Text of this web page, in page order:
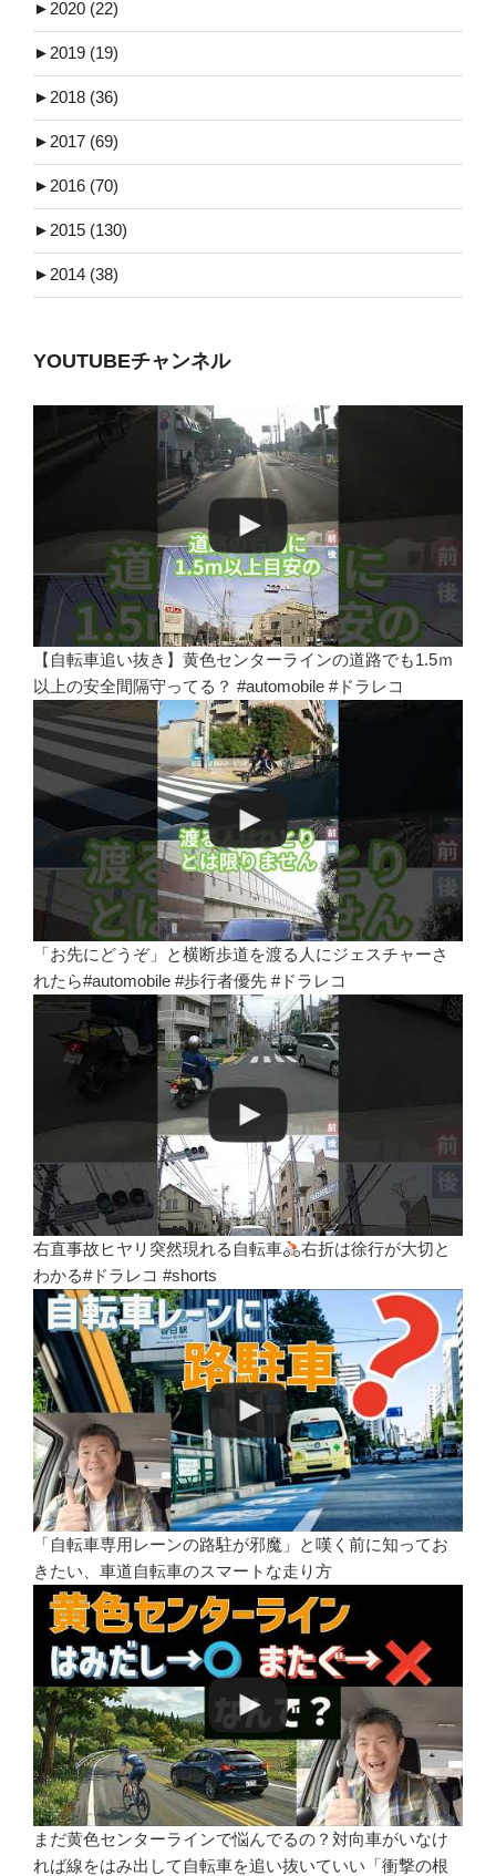
► 2020 (22)
► 2019 (19)
► 2018 (36)
► 2017 (69)
► 2016 (70)
► 2015 (130)
► 2014 (38)
YOUTUBEチャンネル
【自転車追い抜き】黄色センターラインの道路でも1.5ｍ
以上の安全間隔守ってる？ #automobile #ドラレコ
「お先にどうぞ」と横断歩道を渡る人にジェスチャーさ
れたら#automobile #歩行者優先 #ドラレコ
右直事故ヒヤリ突然現れる自転車
右折は徐行が大切と
わかる#ドラレコ #shorts
「自転車専用レーンの路駐が邪魔」と嘆く前に知ってお
きたい、車道自転車のスマートな走り方
まだ黄色センターラインで悩んでるの？対向車がいなけ
れば線をはみ出して自転車を追い抜いていい「衝撃の根